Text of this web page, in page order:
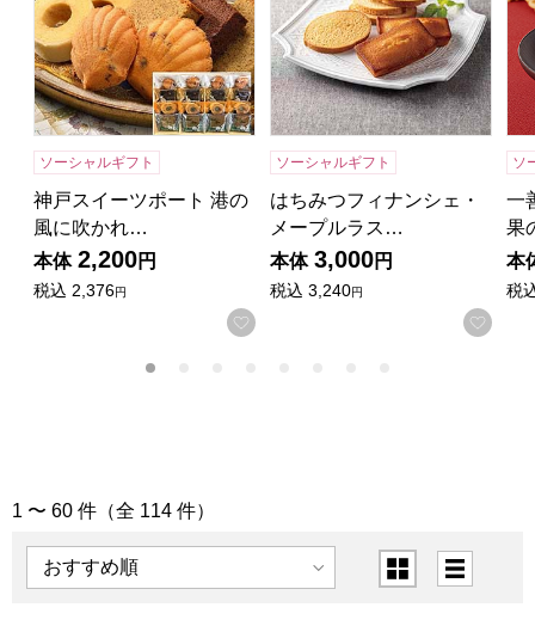
ソーシャルギフト
神戸スイーツポート 港の
風に吹かれ…
本体 2,200円
税込 2,376円
お気に入りに登録する
ソーシャルギフト
はちみつフィナンシェ・
メープルラス…
本体 3,000円
税込 3,240円
お気
ソ
一
果
本
税
「洋菓子」の商品一覧
1 〜 60 件（全 114 件）
表示順 表示切替